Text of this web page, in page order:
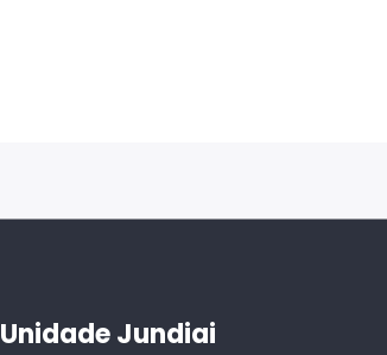
Unidade Jundiai